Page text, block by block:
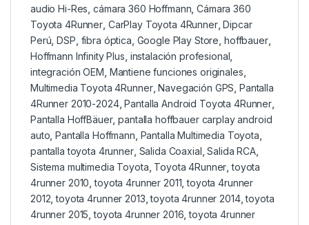
audio Hi-Res ,cámara 360 Hoffmann ,Cámara 360
Toyota 4Runner CarPlay Toyota 4Runner,Dipcar
Perú ,DSP fibra óptica Google Play Store hoffbauer,
Hoffmann Infinity Plus instalación profesional
integración OEM Mantiene funciones originales
Multimedia Toyota 4Runner,Navegación GPS ,Pantalla
4Runner 2010-2024,Pantalla Android Toyota 4Runner
Pantalla HoffBäuer,pantalla hoffbauer carplay android
auto ,Pantalla Hoffmann Pantalla Multimedia Toyota
pantalla toyota 4runner, Salida Coaxial ,Salida RCA,
Sistema multimedia Toyota Toyota 4Runner ,toyota
4runner 2010 ,toyota 4runner 2011 ,toyota 4runner
2012 ,toyota 4runner 2013 ,toyota 4runner 2014,toyota
4runner 2015 ,toyota 4runner 2016 ,toyota 4runner